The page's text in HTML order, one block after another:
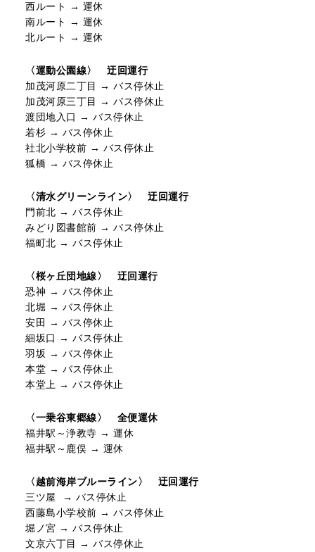
ジョルダン
西ルート → 運休
南ルート → 運休
北ルート → 運休
〈運動公園線〉 迂回運行
加茂河原二丁目 → バス停休止
加茂河原三丁目 → バス停休止
渡団地入口 → バス停休止
若杉 → バス停休止
社北小学校前 → バス停休止
狐橋 → バス停休止
〈清水グリーンライン〉 迂回運行
門前北 → バス停休止
みどり図書館前 → バス停休止
福町北 → バス停休止
〈桜ヶ丘団地線〉 迂回運行
恐神 → バス停休止
北堀 → バス停休止
安田 → バス停休止
細坂口 → バス停休止
羽坂 → バス停休止
本堂 → バス停休止
本堂上 → バス停休止
〈一乗谷東郷線〉 全便運休
福井駅～浄教寺 → 運休
福井駅～鹿俣 → 運休
〈越前海岸ブルーライン〉 迂回運行
三ツ屋 → バス停休止
西藤島小学校前 → バス停休止
堀ノ宮 → バス停休止
文京六丁目 → バス停休止